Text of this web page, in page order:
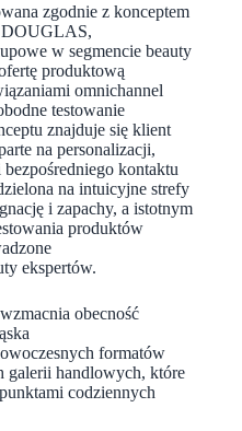
zgodnie z konceptem
DOUGLAS,
w segmencie beauty
produktową
omnichannel
testowanie
znajduje się klient
na personalizacji,
kontaktu
na intuicyjne strefy
i zapachy, a istotnym
produktów
ekspertów.
obecność
formatów
galerii handlowych, które
codziennych